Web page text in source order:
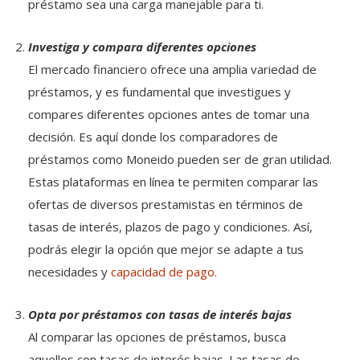
préstamo sea una carga manejable para ti.
Investiga y compara diferentes opciones
El mercado financiero ofrece una amplia variedad de
préstamos, y es fundamental que investigues y
compares diferentes opciones antes de tomar una
decisión. Es aquí donde los comparadores de
préstamos como Moneido pueden ser de gran utilidad.
Estas plataformas en línea te permiten comparar las
ofertas de diversos prestamistas en términos de
tasas de interés, plazos de pago y condiciones. Así,
podrás elegir la opción que mejor se adapte a tus
necesidades y capacidad de pago.
Opta por préstamos con tasas de interés bajas
Al comparar las opciones de préstamos, busca